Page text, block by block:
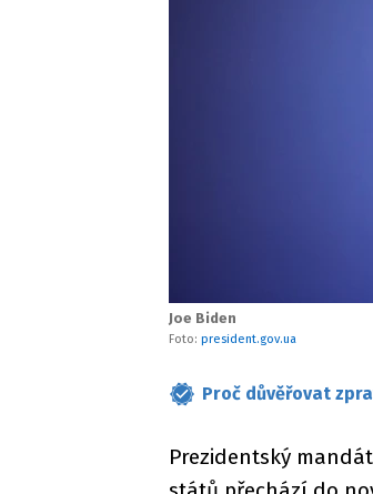
Joe Biden
Foto: president.gov.ua
Proč důvěřovat
Prezidentský